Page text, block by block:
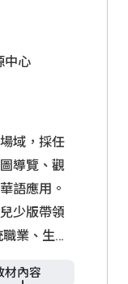
中心
域，採任
導覽、觀
語應用。
少版帶領
業、生活
材內容